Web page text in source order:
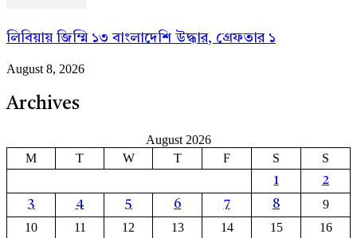
লিবিয়ায় জিম্মি ১৩ বাংলাদেশি উদ্ধার, গ্রেফতার ১
August 8, 2026
Archives
August 2026
M
T W T F S S
1
2
3
4 5 6 7 8
9
10
11 12 13 14 15 16